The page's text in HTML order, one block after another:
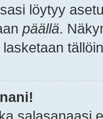
löytyy
päällä.
salasanaasi